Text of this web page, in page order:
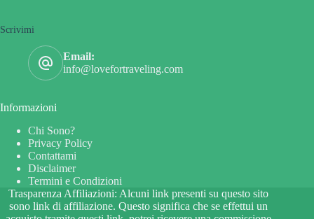
Scrivimi
Email:
info@lovefortraveling.com
Informazioni
Chi Sono?
Privacy Policy
Contattami
Disclaimer
Termini e Condizioni
Trasparenza Affiliazioni: Alcuni link presenti su questo sito
sono link di affiliazione. Questo significa che se effettui un